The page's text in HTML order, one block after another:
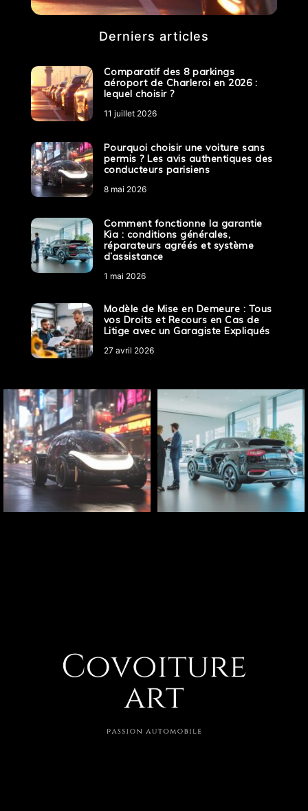
Derniers articles
Comparatif des 8 parkings
aéroport de Charleroi en 2026 :
lequel choisir ?
11 juillet 2026
Pourquoi choisir une voiture sans
permis ? Les avis authentiques des
conducteurs parisiens
8 mai 2026
Comment fonctionne la garantie
Kia : conditions générales,
réparateurs agréés et système
d’assistance
1 mai 2026
Modèle de Mise en Demeure : Tous
vos Droits et Recours en Cas de
Litige avec un Garagiste Expliqués
27 avril 2026